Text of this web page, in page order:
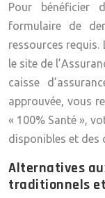
Pour bénéficier
formulaire de
ressources
le site de
caisse
approuvée, vous
« 100% Santé »,
disponibles et des
Alternatives
traditionnels